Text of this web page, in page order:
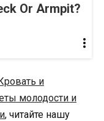
Or Armpit?
и
молодости и
, читайте нашу